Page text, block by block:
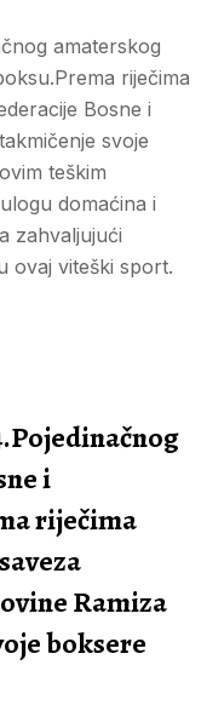
amaterskog
riječima
Bosne i
svoje
teškim
domaćina i
zahvaljujući
ovaj viteški sport.
i
riječima
Ramiza
boksere